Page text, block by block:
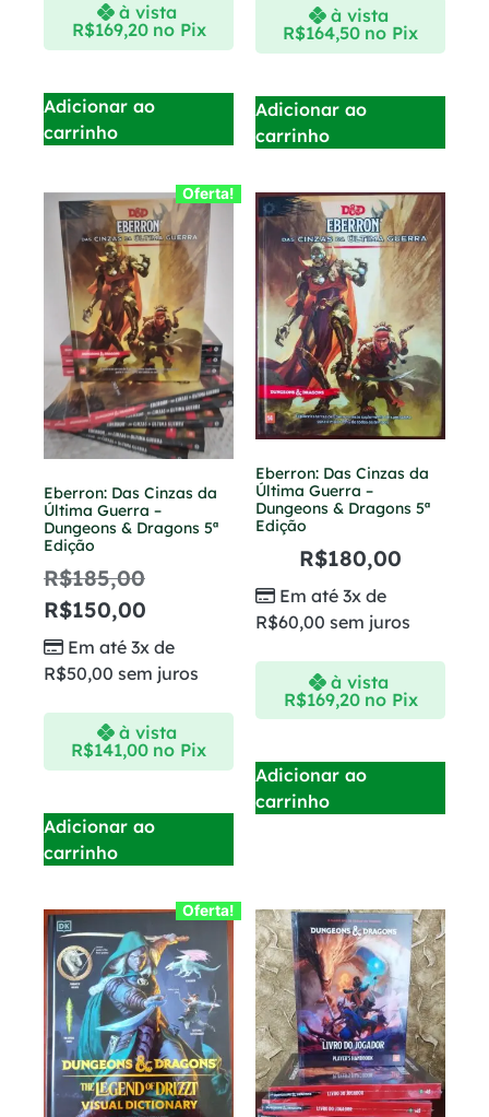
à vista
R$169,20 no Pix
Adicionar ao
carrinho
à vista
R$164,50 no Pix
Adicionar ao
carrinho
Oferta!
Eberron: Das Cinzas da
Última Guerra –
Dungeons & Dragons 5ª
Edição
R$185,00
R$150,00
Em até 3x de
R$50,00 sem juros
à vista
R$141,00 no Pix
Adicionar ao
carrinho
Eberron: Das Cinzas da
Última Guerra –
Dungeons & Dragons 5ª
Edição
R$180,00
Em até 3x de
R$60,00 sem juros
à vista
R$169,20 no Pix
Adicionar ao
carrinho
Oferta!